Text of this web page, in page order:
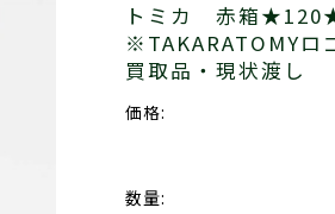
トミカ 赤箱
※TAKARATOMYロ
買取品・現状渡し
価格:
数量: